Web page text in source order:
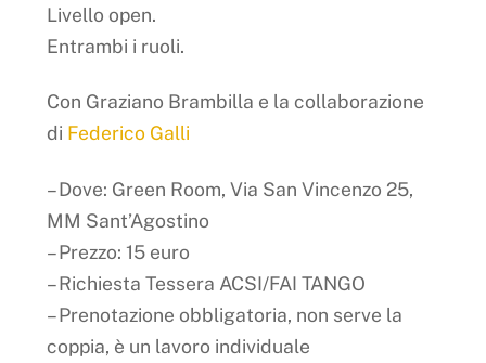
Livello open.
Entrambi i ruoli.
Con Graziano Brambilla e la collaborazione
di Federico Galli
– Dove: Green Room, Via San Vincenzo 25,
MM Sant’Agostino
– Prezzo: 15 euro
– Richiesta Tessera ACSI/FAI TANGO
– Prenotazione obbligatoria, non serve la
coppia, è un lavoro individuale